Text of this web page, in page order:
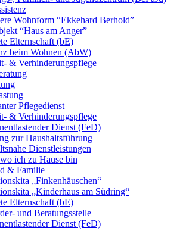
Wohnform “Ekkehard Berhold”
“Haus am Anger”
Elternschaft (bE)
beim Wohnen (AbW)
& Verhinderungspflege
Pflegedienst
& Verhinderungspflege
Dienst (FeD)
zur Haushaltsführung
Dienstleistungen
ich zu Hause bin
& Familie
„Finkenhäuschen“
„Kinderhaus am Südring“
Elternschaft (bE)
und Beratungsstelle
Dienst (FeD)